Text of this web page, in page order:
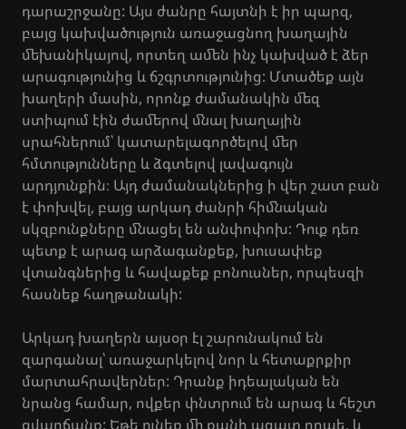
դարաշրջանը: Այս ժանրը հայտնի է իր պարզ,
բայց կախվածություն առաջացնող խաղային
մեխանիկայով, որտեղ ամեն ինչ կախված է ձեր
արագությունից և ճշգրտությունից: Մտածեք այն
խաղերի մասին, որոնք ժամանակին մեզ
ստիպում էին ժամերով մնալ խաղային
սրահներում՝ կատարելագործելով մեր
հմտությունները և ձգտելով լավագույն
արդյունքին։ Այդ ժամանակներից ի վեր շատ բան
է փոխվել, բայց արկադ ժանրի հիմնական
սկզբունքները մնացել են անփոփոխ: Դուք դեռ
պետք է արագ արձագանքեք, խուսափեք
վտանգներից և հավաքեք բոնուսներ, որպեսզի
հասնեք հաղթանակի:
Արկադ խաղերն այսօր էլ շարունակում են
զարգանալ՝ առաջարկելով նոր և հետաքրքիր
մարտահրավերներ: Դրանք իդեալական են
նրանց համար, ովքեր փնտրում են արագ և հեշտ
զվարճանք: Եթե ունեք մի քանի ազատ րոպե, և